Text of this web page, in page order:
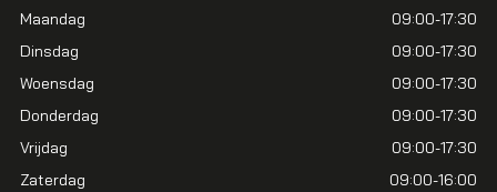
Maandag
09:00-17:30
Dinsdag
09:00-17:30
Woensdag
09:00-17:30
Donderdag
09:00-17:30
Vrijdag
09:00-17:30
Zaterdag
09:00-16:00